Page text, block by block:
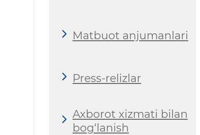
Matbuot anjumanlari
Press-relizlar
Axborot xizmati bilan
bog‘lanish